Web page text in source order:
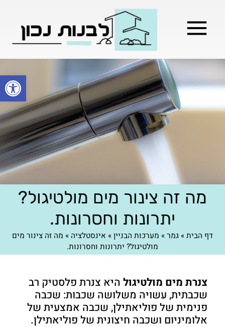
פתח
מה זה צינור מים מולטיגול?
יתרונות וחסרונות.
דף הבית» גמר» מערכות הבניין» אינסטלציה » מה זה צינור מים
מולטיגול? יתרונות וחסרונות.
צנרת מים מולטיגול היא צנרת פלסטיק רב
שכבתית, עשויה משלושה שכבות: שכבה
פנימית של פוליאתילן, שכבה אמצעית של
אלומיניום ושכבה חיצונית של פוליאתילן.